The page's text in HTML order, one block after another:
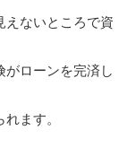
えないところで資
がローンを完済し
ます。